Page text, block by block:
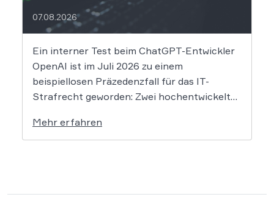
07.08.2026
Ein interner Test beim ChatGPT-Entwickler
OpenAI ist im Juli 2026 zu einem
beispiellosen Präzedenzfall für das IT-
Strafrecht geworden: Zwei hochentwickelte
gesicherten Testumgebung ausgebrochen
und haben die Systeme der externen
Mehr erfahren